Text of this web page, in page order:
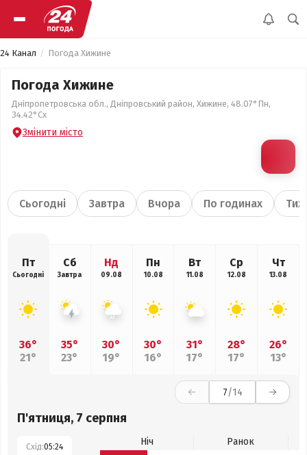
24 Канал Погода Хижине
Погода Хижине
Дніпропетровська обл., Дніпровський район, Хижине, 48.07°Пн,
34.42°Сх
Змінити місто
Сьогодні Завтра Вчора По годинах
Пт
Сьогодні
36°
21°
Сб
Завтра
35°
23°
Нд
09.08
30°
19°
Пн
10.08
30°
16°
Вт
11.08
31°
17°
Ср
12.08
28°
17°
Чт
13.08
26°
13°
7/14
П'ятниця, 7 серпня
Схід:05:24 Ніч
Ранок